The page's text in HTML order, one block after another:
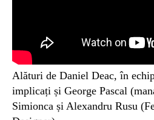
Alături de Daniel Deac, în
implicați și George Pascal
Simionca și Alexandru Rusu